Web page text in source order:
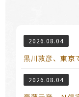
2026.08.04
黒川敦彦、東京
2026.08.04